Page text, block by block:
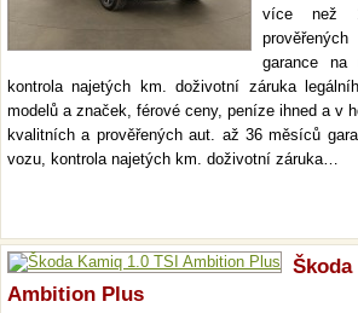
více než
garance na
kontrola najetých km. doživotní záruka
modelů a značek, férové ceny, peníze ihned a v
kvalitních a prověřených aut. až 36 měsíců
vozu, kontrola najetých km. doživotní záruka…
Škoda
Ambition Plus